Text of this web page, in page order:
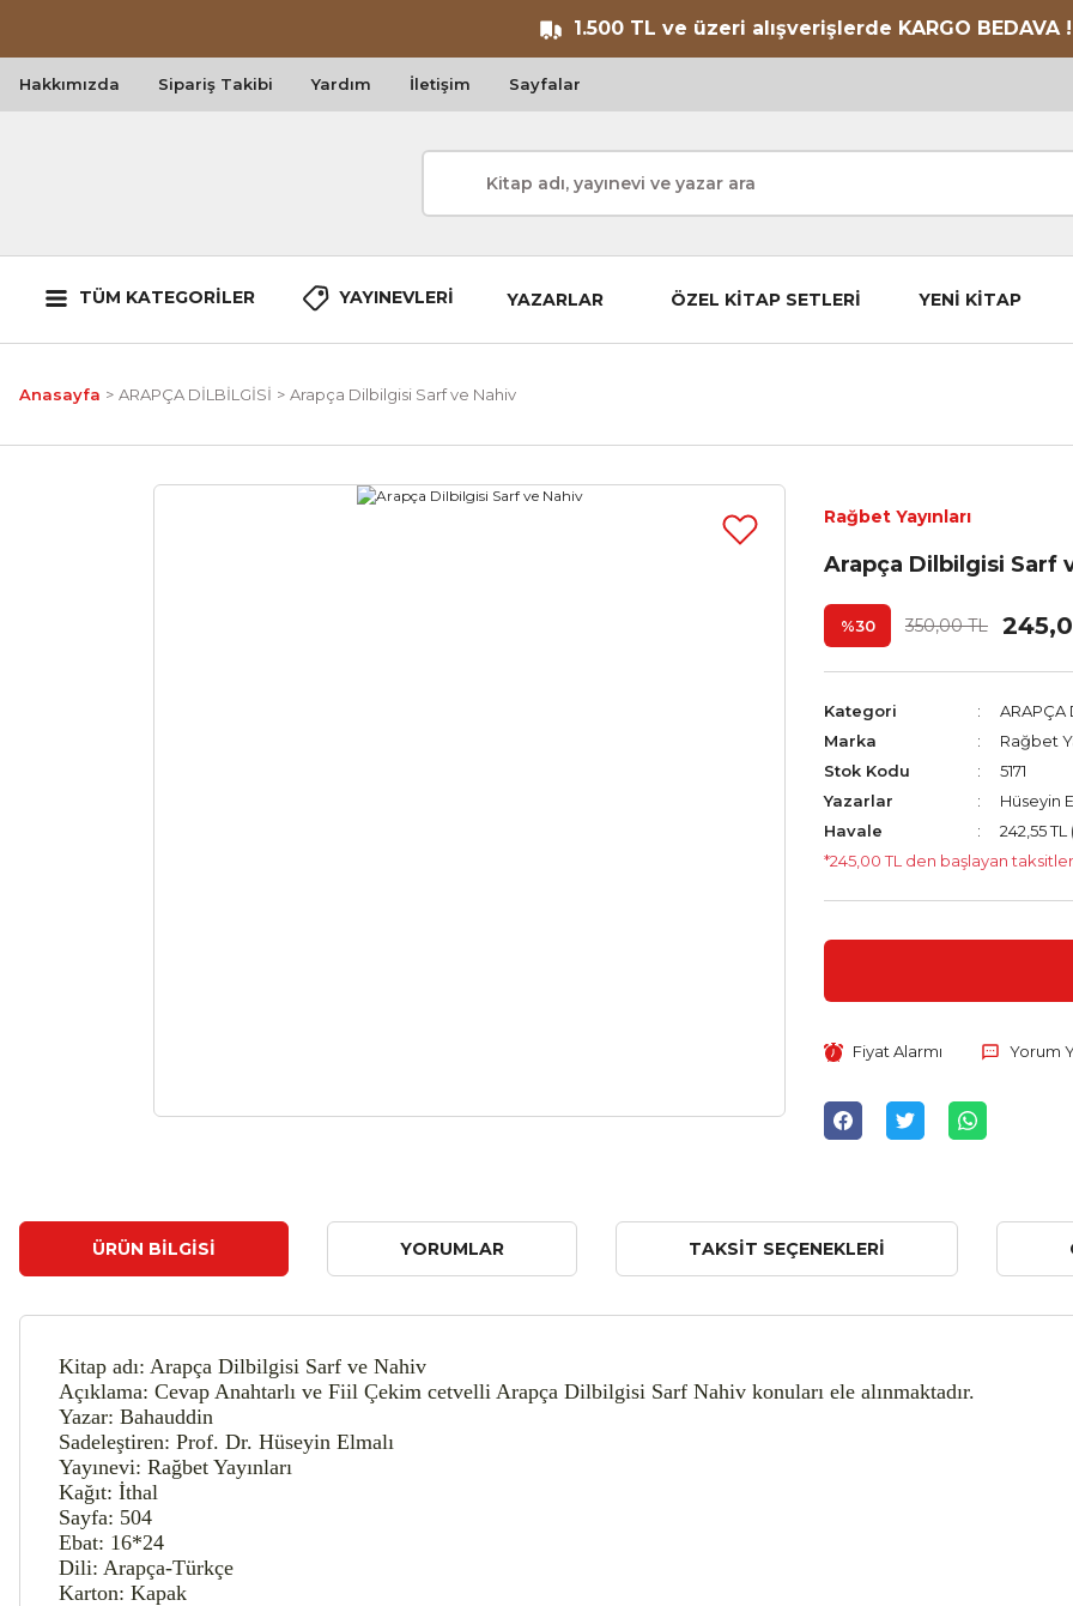
1.500 TL ve üzeri alışverişlerde KARGO BEDAVA !
Hakkımızda Sipariş Takibi Yardım İletişim Sayfalar
TÜM KATEGORİLER YAYINEVLERİ YAZARLAR ÖZEL KİTAP SETLERİ YENİ KİTAP
Anasayfa ARAPÇA DİLBİLGİSİ Arapça Dilbilgisi Sarf ve Nahiv
Rağbet Yayınları
Arapça Dilbilgisi Sarf
%30 350,00 TL
Kategori
ARAPÇA
Marka
Rağbet
Stok Kodu
5171
Yazarlar
Hüseyin
Havale
242,55
*245,00 TL den başlayan
Fiyat Alarmı Yorum
ÜRÜN BILGISI YORUMLAR TAKSIT SEÇENEKLERI
Kitap adı: Arapça Dilbilgisi Sarf ve Nahiv
Açıklama: Cevap Anahtarlı ve Fiil Çekim cetvelli Arapça Dilbilgisi Sarf Nahiv konuları ele alınmaktadır.
Yazar: Bahauddin
Sadeleştiren: Prof. Dr. Hüseyin Elmalı
Yayınevi: Rağbet Yayınları
Kağıt: İthal
Sayfa: 504
Ebat: 16*24
Dili: Arapça-Türkçe
Karton: Kapak